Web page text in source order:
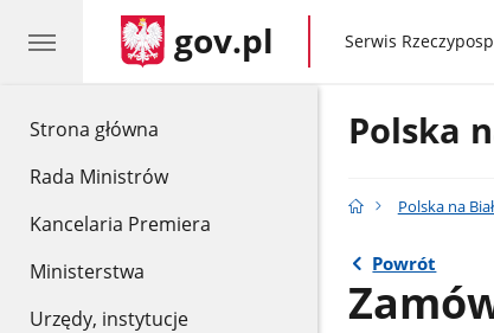
Strona główna
Rada Ministrów
Kancelaria Premiera
Ministerstwa
Urzędy, instytucje
gov.pl gov.pl
Serwis
Polska
Polska na
Powrót